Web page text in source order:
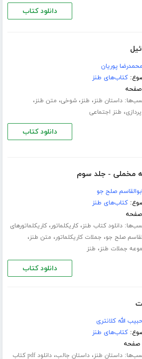
دانلود کتاب
محمدرضا پوریان
کتاب‌های طنز
داستان طنز، طنز،شوخی، متن طنز،
، طنز اجتماعی
دانلود کتاب
مخملی - جلد سوم
ابوالقاسم صلح جو
کتاب‌های طنز
دانلود کتاب طنز،کاریکلماتور،کاریکلماتورهای
صلح جو، جملات کاریکلماتور، متن طنز،
جملات طنز، طنز
دانلود کتاب
الله کلانتری
کتاب‌های طنز
داستان طنز،داستان جالب، دانلود pdf کتاب